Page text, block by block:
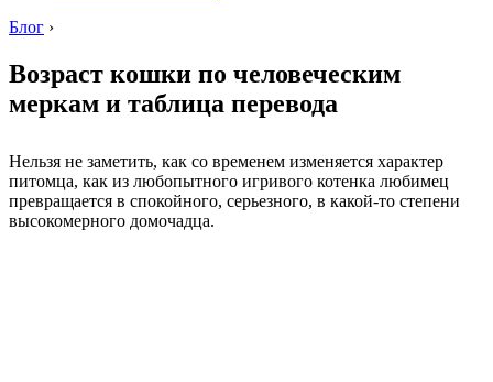
Блог ›
Возраст кошки по человеческим
меркам и таблица перевода
Нельзя не заметить, как со временем изменяется характер
питомца, как из любопытного игривого котенка любимец
превращается в спокойного, серьезного, в какой-то степени
высокомерного домочадца.